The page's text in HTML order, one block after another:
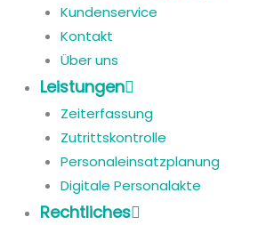
Kundenservice
Kontakt
Über uns
Leistungen
Zeiterfassung
Zutrittskontrolle
Personaleinsatzplanung
Digitale Personalakte
Rechtliches